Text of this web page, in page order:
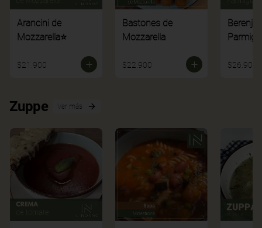
Arancini de
Mozzarella⭐
$21.900
Bastones de
Mozzarella
$22.900 $26.900
Zuppe Ver más